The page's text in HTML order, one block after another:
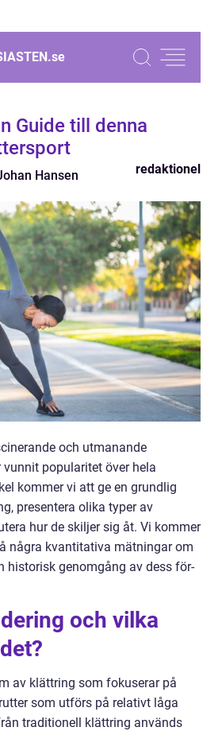
se
Guide till denna
Hansen redaktionel
och utmanande
popularitet över hela
kommer vi att ge en grundlig
presentera olika typer av
hur de skiljer sig åt. Vi kommer
några kvantitativa mätningar om
historisk genomgång av dess för-
och vilka
av klättring som fokuserar på
som utförs på relativt låga
traditionell klättring används